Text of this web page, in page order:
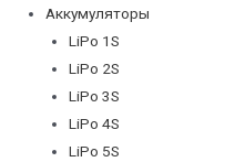
Аккумуляторы
LiPo 1S
LiPo 2S
LiPo 3S
LiPo 4S
LiPo 5S